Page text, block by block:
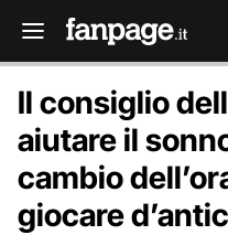
Il consiglio
aiutare il
cambio
giocare